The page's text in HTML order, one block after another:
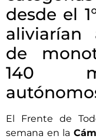
desde el
de
140
El Frente de
semana en la